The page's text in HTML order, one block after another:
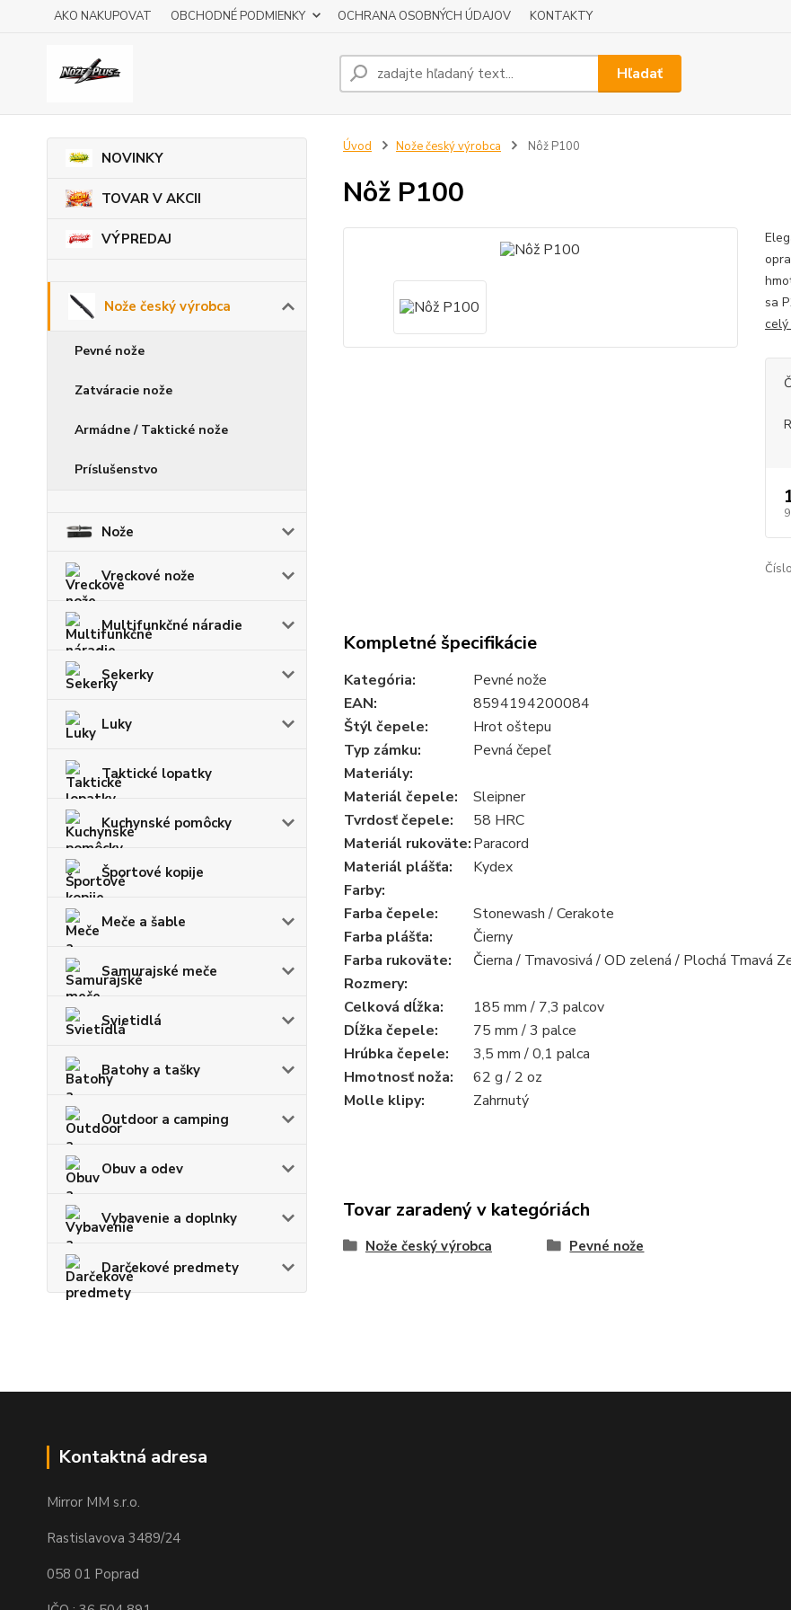
AKO NAKUPOVAT OBCHODNÉ PODMIENKY OCHRANA OSOBNÝCH ÚDAJOV KONTAKTY
Hľadať
NOVINKY
TOVAR V AKCII
VÝPREDAJ
Nože český výrobca
Pevné nože
Zatváracie nože
Armádne / Taktické nože
Príslušenstvo
Nože
Vreckové nože
Multifunkčné náradie
Sekerky
Luky
Taktické lopatky
Kuchynské pomôcky
Športové kopije
Meče a šable
Samurajské meče
Svietidlá
Batohy a tašky
Outdoor a camping
Obuv a odev
Vybavenie a doplnky
Darčekové predmety
Úvod Nože český výrobca Nôž P100
Nôž P100
sa
celý
Kompletné špecifikácie
Kategória:
Pevné nože
EAN:
8594194200084
Štýl čepele:
Hrot oštepu
Typ zámku:
Pevná čepeľ
Materiály:
Materiál čepele:
Sleipner
Tvrdosť čepele:
58 HRC
Materiál rukoväte:Paracord
Materiál plášťa:
Kydex
Farby:
Farba čepele:
Stonewash / Cerakote
Farba plášťa:
Čierny
Farba rukoväte:
Čierna / Tmavosivá / OD zelená / Plochá Tmavá
Rozmery:
Celková dĺžka:
185 mm / 7,3 palcov
Dĺžka čepele:
75 mm / 3 palce
Hrúbka čepele:
3,5 mm / 0,1 palca
Hmotnosť noža:
62 g / 2 oz
Molle klipy: Zahrnutý
Tovar zaradený v kategóriách
Nože český výrobca Pevné nože
Kontaktná adresa
Mirror MM s.r.o.
Rastislavova 3489/24
058 01 Poprad